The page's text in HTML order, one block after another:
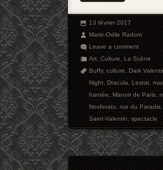
13 février 2017
Marie-Odile Radom
Leave a comment
Art,Culture,La Scène
Buffy,culture,Dark
Night,Dracula,Lestat,
hantée,Manoir de Paris,
Nosferatu,rue du Paradis,
Saint-Valentin,spectacle